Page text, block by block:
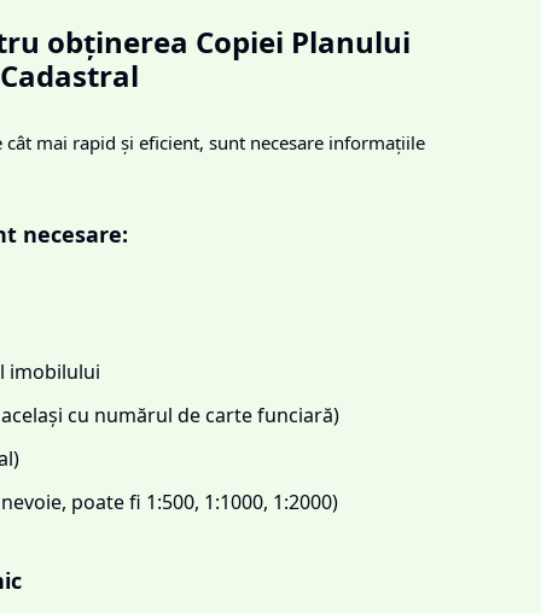
obținerea Copiei Planului
Cadastral
cât mai rapid și eficient, sunt necesare informațiile
necesare:
imobilului
cu numărul de carte funciară)
poate fi 1:500, 1:1000, 1:2000)